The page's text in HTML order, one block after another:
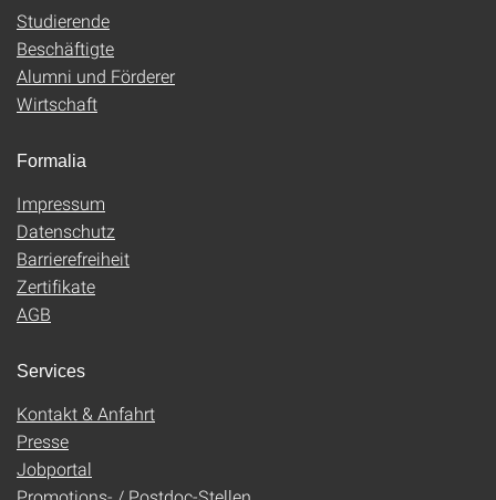
Studierende
Beschäftigte
Alumni und Förderer
Wirtschaft
Formalia
Impressum
Datenschutz
Barrierefreiheit
Zertifikate
AGB
Services
Kontakt & Anfahrt
Presse
Jobportal